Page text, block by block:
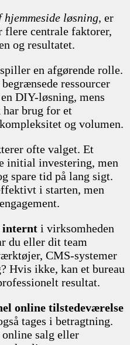
hjemmeside løsning, er
centrale faktorer,
og resultatet.
spiller en afgørende rolle.
ressourcer
DIY-løsning, mens
brug for et
og volumen.
ofte valget. Et
initial investering, men
spare tid på lang sigt.
i starten, men
internt i virksomheden
du eller dit team
CMS-systemer
Hvis ikke, kan et bureau
resultat.
online tilstedeværelse
tages i betragtning.
salg eller